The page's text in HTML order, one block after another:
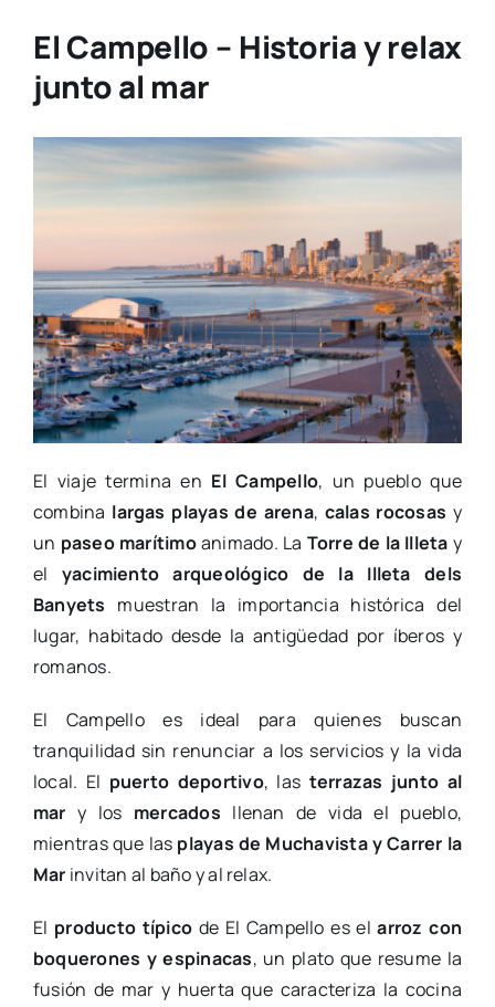
El Campello – Historia y relax
junto al mar
El viaje termina en El Campello, un pueblo que
combina largas playas de arena, calas rocosas y
un paseo marítimoanimado. La Torre de la Illeta y
el yacimiento arqueológico de la Illeta dels
Banyets muestran la importancia histórica del
lugar, habitado desde la antigüedad por íberos y
romanos.
El Campello es ideal para quienes buscan
tranquilidad sin renunciar a los servicios y la vida
local. El puerto deportivo, las terrazas junto al
mar y los mercados llenan de vida el pueblo,
mientras que las playas de Muchavista y Carrer la
Mar invitan al baño y al relax.
El producto típico de El Campello es elarroz con
boquerones y espinacas, un plato que resume la
fusión de mar y huerta que caracteriza la cocina